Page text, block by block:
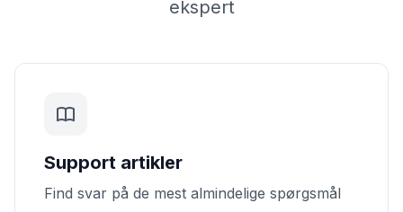
ekspert
Support artikler
Find svar på de mest almindelige spørgsmål